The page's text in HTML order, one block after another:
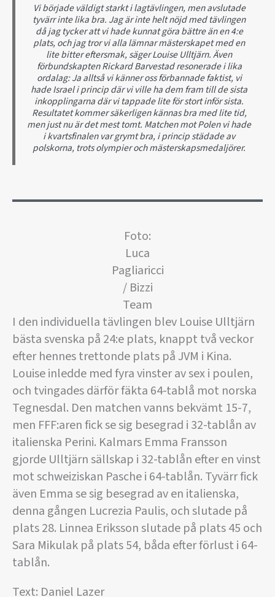
Vi började väldigt starkt i lagtävlingen, men avslutade
tyvärr inte lika bra. Jag är inte helt nöjd med tävlingen
då jag tycker att vi hade kunnat göra bättre än en 4:e
plats, och jag tror vi alla lämnar mästerskapet med en
lite bitter eftersmak, säger Louise Ulltjärn. Även
förbundskapten Rickard Barvestad resonerade i lika
ordalag: Ja alltså vi känner oss förbannade faktist, vi
hade Israel i princip där vi ville ha dem fram till de sista
inkopplingarna där vi tappade lite för stort inför sista.
Resultatet kommer säkerligen kännas bra med lite tid,
men just nu är det mest tomt. Matchen mot Polen vi hade
i kvartsfinalen var grymt bra, i princip städade av
polskorna, trots olympier och mästerskapsmedaljörer.
Foto:
Luca
Pagliaricci
/ Bizzi
Team
I den individuella tävlingen blev Louise Ulltjärn
bästa svenska på 24:e plats, knappt två veckor
efter hennes trettonde plats på JVM i Kina.
Louise inledde med fyra vinster av sex i poulen,
och tvingades därför fäkta 64-tablå mot norska
Tegnesdal. Den matchen vanns bekvämt 15-7,
men FFF:aren fick se sig besegrad i 32-tablån av
italienska Perini. Kalmars Emma Fransson
gjorde Ulltjärn sällskap i 32-tablån efter en vinst
mot schweiziskan Pasche i 64-tablån. Tyvärr fick
även Emma se sig besegrad av en italienska,
denna gången Lucrezia Paulis, och slutade på
plats 28. Linnea Eriksson slutade på plats 45 och
Sara Mikulak på plats 54, båda efter förlust i 64-
tablån.
Text: Daniel Lazer